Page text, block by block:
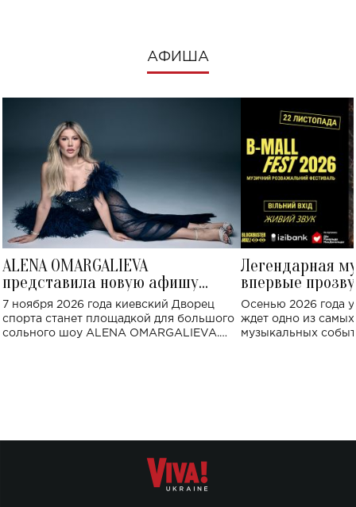
АФИША
ALENA OMARGALIEVA
представила новую афишу
большого концерта во Дворце
спорта
7 ноября 2026 года киевский Дворец
спорта станет площадкой для большого
сольного шоу ALENA OMARGALIEVA.
Легендарная
впервые
Украине: где
Осенью 2026 года
ждет одно из
музыкальных